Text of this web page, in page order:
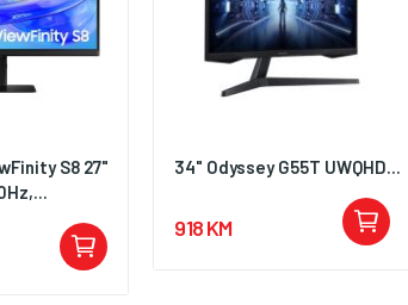
S8 27"
34" Odyssey G55T UWQHD...
918 KM